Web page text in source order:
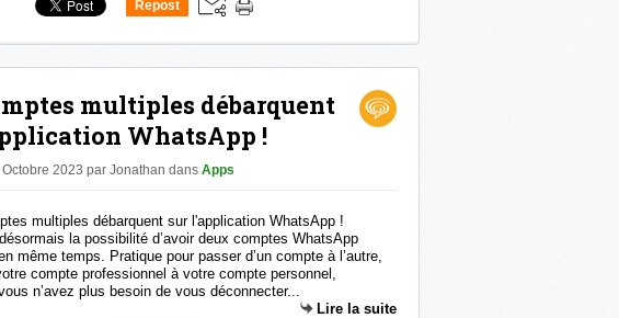
Repost
multiples débarquent
WhatsApp !
2023 par Jonathan dans Apps
la possibilité d’avoir deux comptes WhatsApp
même temps. Pratique pour passer d’un compte à l’autre,
compte professionnel à votre compte personnel,
n’avez plus besoin de vous déconnecter...
Lire la suite